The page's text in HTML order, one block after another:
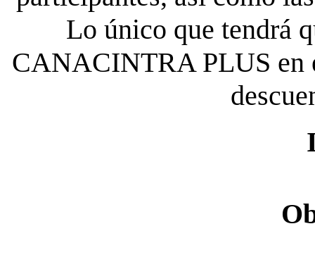
Lo único que tendrá
CANACINTRA PLUS en